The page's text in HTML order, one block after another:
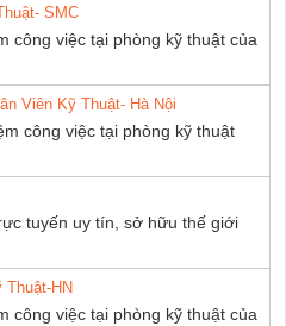
SMC
công việc tại phòng kỹ thuật của
Viên Kỹ Thuật- Hà Nội
công việc tại phòng kỹ thuật
tuyến uy tín, sở hữu thế giới
Thuật-HN
công việc tại phòng kỹ thuật của